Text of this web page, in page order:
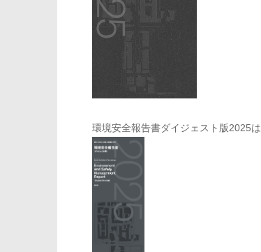
環境安全報告書ダイジェスト版2025は